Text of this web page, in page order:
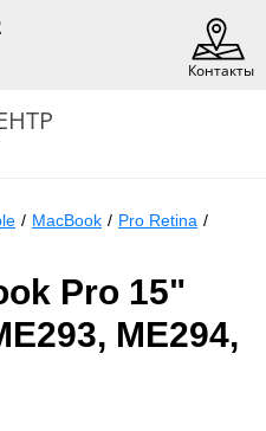
Контакты
/ MacBook / Pro Retina /
Pro 15"
ME294,